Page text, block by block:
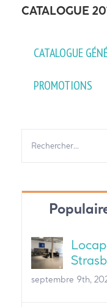
CATALOGUE
CATALOGUE
PROMOTIONS
septembre 9th,